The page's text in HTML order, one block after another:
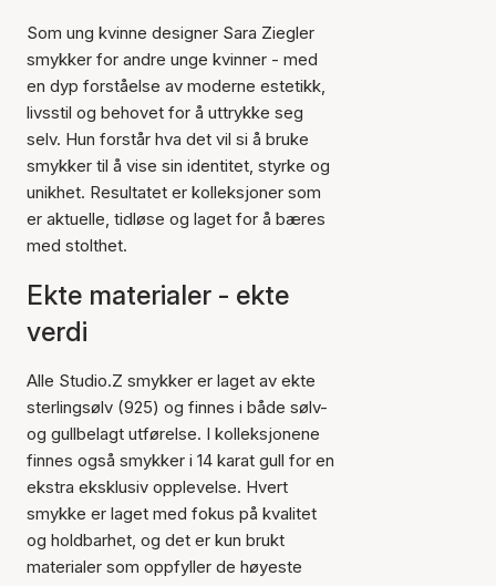
Som ung kvinne designer Sara Ziegler
smykker for andre unge kvinner - med
en dyp forståelse av moderne estetikk,
livsstil og behovet for å uttrykke seg
selv. Hun forstår hva det vil si å bruke
smykker til å vise sin identitet, styrke og
unikhet. Resultatet er kolleksjoner som
er aktuelle, tidløse og laget for å bæres
med stolthet.
Ekte materialer - ekte
verdi
Alle Studio.Z smykker er laget av ekte
sterlingsølv (925) og finnes i både sølv-
og gullbelagt utførelse. I kolleksjonene
finnes også smykker i 14 karat gull for en
ekstra eksklusiv opplevelse. Hvert
smykke er laget med fokus på kvalitet
og holdbarhet, og det er kun brukt
materialer som oppfyller de høyeste